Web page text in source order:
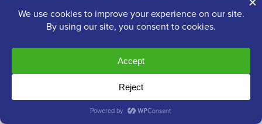
アップロードする方法
302リダイレクトと301リダイレクトの比較 –
WordPressで404ページを簡単に追跡し、リダ
初心者向け WordPress SEO 完全ガイド（ス
テップバイステップ）